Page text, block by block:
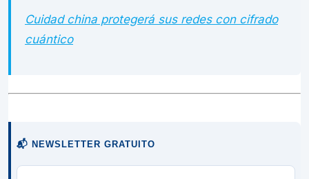
Cuidad china protegerá sus redes con cifrado
cuántico
📬 NEWSLETTER GRATUITO